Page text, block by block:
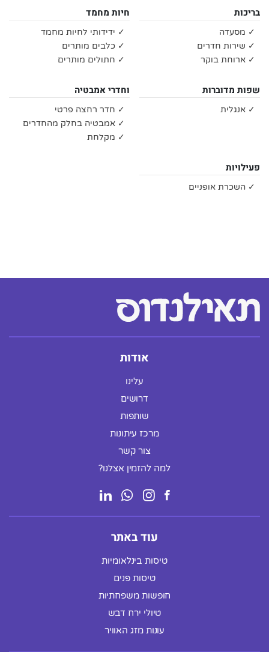
בריכות
✓ מסעדה
✓ שירות חדרים
✓ ארוחת בוקר
חיות מחמד
✓ ידידותי לחיות מחמד
✓ כלבים מותרים
✓ חתולים מותרים
שפות מדוברות
✓ אנגלית
וחדרי אמבטיה
✓ חדר רחצה פרטי
✓ אמבטיה בחלק מהחדרים
✓ מקלחת
פעילויות
✓ השכרת אופניים
אודות
עלינו
דרושים
שותפות
מרכז עיתונות
צור קשר
למה להזמין אצלנו?
עוד באתר
טיסות בינלאומיות
טיסות פנים
חופשות משפחתיות
טיולי ירח דבש
עונות מזג האוויר